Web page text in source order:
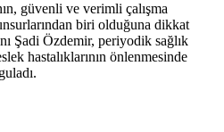
güvenli ve verimli çalışma
biri olduğuna dikkat
Şadi Özdemir, periyodik sağlık
hastalıklarının önlenmesinde